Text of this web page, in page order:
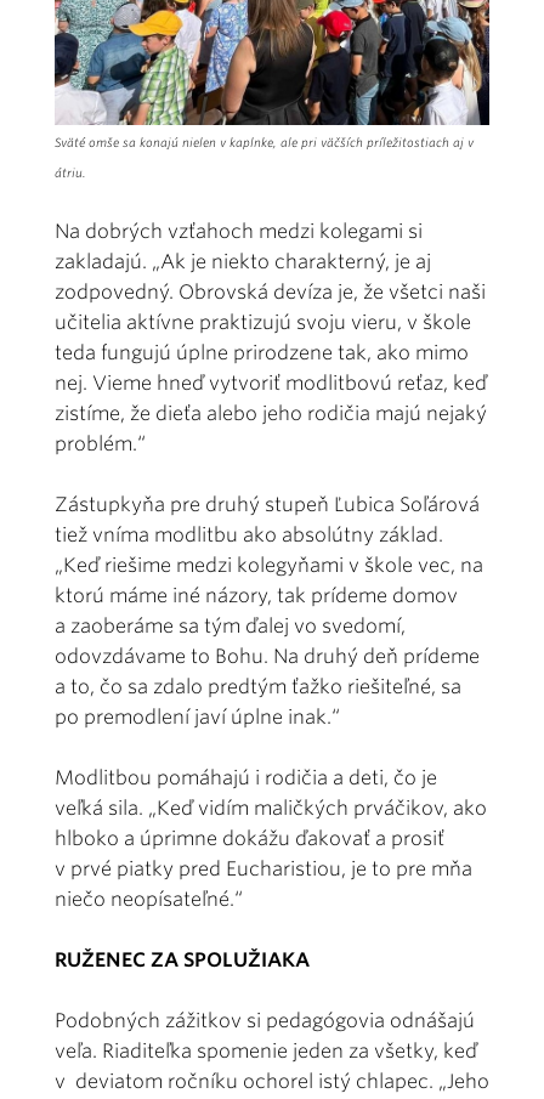
Sväté omše sa konajú nielen v kaplnke, ale pri väčších príležitostiach aj v
átriu.
Na dobrých vzťahoch medzi kolegami si
zakladajú. „Ak je niekto charakterný, je aj
zodpovedný. Obrovská devíza je, že všetci naši
učitelia aktívne praktizujú svoju vieru, v škole
teda fungujú úplne prirodzene tak, ako mimo
nej. Vieme hneď vytvoriť modlitbovú reťaz, keď
zistíme, že dieťa alebo jeho rodičia majú nejaký
problém.“
Zástupkyňa pre druhý stupeň Ľubica Soľárová
tiež vníma modlitbu ako absolútny základ.
„Keď riešime medzi kolegyňami v škole vec, na
ktorú máme iné názory, tak prídeme domov
a zaoberáme sa tým ďalej vo svedomí,
odovzdávame to Bohu. Na druhý deň prídeme
a to, čo sa zdalo predtým ťažko riešiteľné, sa
po premodlení javí úplne inak.“
Modlitbou pomáhajú i rodičia a deti, čo je
veľká sila. „Keď vidím maličkých prváčikov, ako
hlboko a úprimne dokážu ďakovať a prosiť
v prvé piatky pred Eucharistiou, je to pre mňa
niečo neopísateľné.“
RUŽENEC ZA SPOLUŽIAKA
Podobných zážitkov si pedagógovia odnášajú
veľa. Riaditeľka spomenie jeden za všetky, keď
v deviatom ročníku ochorel istý chlapec. „Jeho